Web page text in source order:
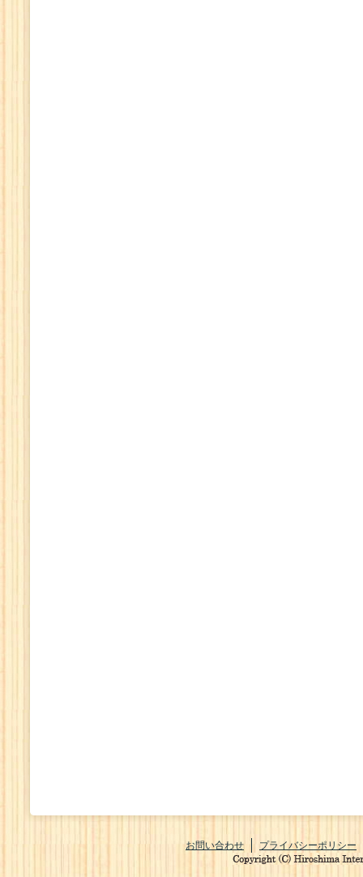
お問い合わせ プライバシーポリシー